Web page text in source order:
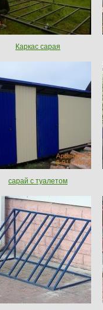
Каркас сарая
сарай с туалетом